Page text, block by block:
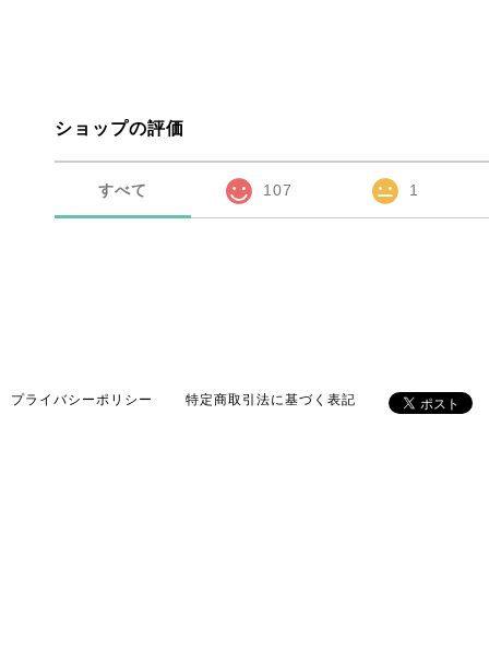
ショップの評価
すべて 107 1
プライバシーポリシー 特定商取引法に基づく表記